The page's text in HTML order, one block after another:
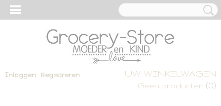
Inloggen Registreren UW WINKELWAGEN
Geen producten (0)